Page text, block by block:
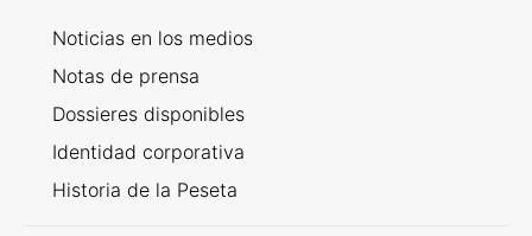
Noticias en los medios
Notas de prensa
Dossieres disponibles
Identidad corporativa
Historia de la Peseta